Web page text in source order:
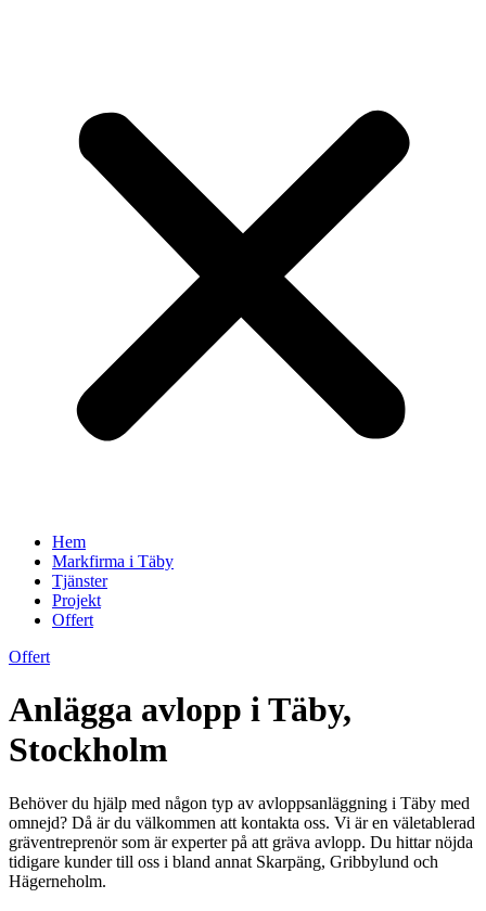
Hem
Markfirma i Täby
Tjänster
Projekt
Offert
Offert
Anlägga avlopp i Täby,
Stockholm
Behöver du hjälp med någon typ av avloppsanläggning i Täby med
omnejd? Då är du välkommen att kontakta oss. Vi är en väletablerad
gräventreprenör som är experter på att gräva avlopp. Du hittar nöjda
tidigare kunder till oss i bland annat Skarpäng, Gribbylund och
Hägerneholm.